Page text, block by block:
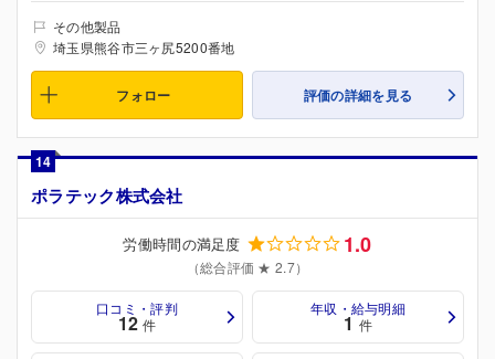
その他製品
埼玉県熊谷市三ヶ尻5200番地
フォロー 評価の詳細を見る
14
ポラテック株式会社
労働時間の満足度 1.0
（総合評価 ★ 2.7）
口コミ・評判
12 件
年収・給与明細
1 件